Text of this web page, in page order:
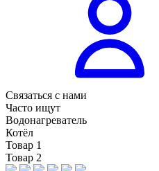
Связаться с нами
Часто ищут
Водонагреватель
Котёл
Товар 1
Товар 2